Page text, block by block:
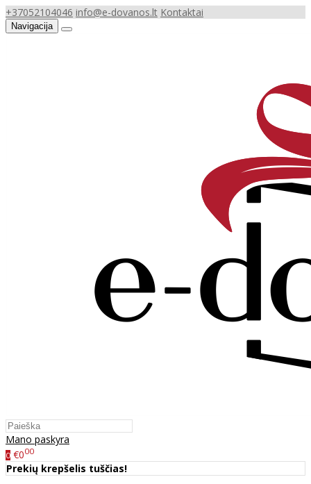
+37052104046 info@e-dovanos.lt Kontaktai
Navigacija
Mano paskyra
0 €000
Prekių krepšelis tuščias!